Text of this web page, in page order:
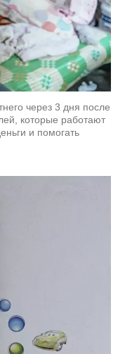
через 3 дня после
которые работают
и помогать